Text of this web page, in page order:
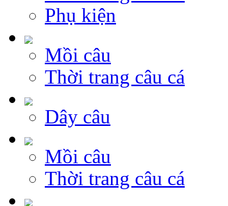
Phụ kiện
Mồi câu
Thời trang câu cá
Dây câu
Mồi câu
Thời trang câu cá